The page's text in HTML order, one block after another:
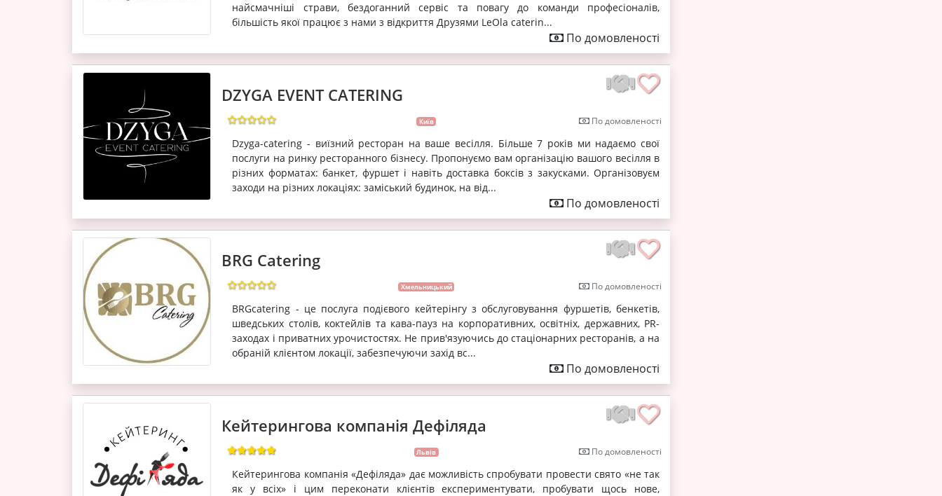
найсмачніші страви, бездоганний сервіс та повагу до команди професіоналів,
більшість якої працює з нами з відкриття Друзями LeOla caterin...
По домовленості
DZYGA EVENT CATERING
Київ По домовленості
Dzyga-catering - виїзний ресторан на ваше весілля. Більше 7 років ми надаємо свої
послуги на ринку ресторанного бізнесу. Пропонуємо вам організацію вашого весілля в
різних форматах: банкет, фуршет і навіть доставка боксів з закусками. Організовуєм
заходи на різних локаціях: заміський будинок, на від...
По домовленості
BRG Catering
Хмельницький По домовленості
BRGcatering - це послуга подієвого кейтерінгу з обслуговування фуршетів, бенкетів,
шведських столів, коктейлів та кава-пауз на корпоративних, освітніх, державних, PR-
заходах і приватних урочистостях. Не прив'язуючись до стаціонарних ресторанів, а на
обраній клієнтом локації, забезпечуючи захід вс...
По домовленості
Кейтерингова компанія Дефіляда
Львів По домовленості
Кейтерингова компанія «Дефіляда» дає можливість спробувати провести свято «не так
як у всіх» і цим переконати клієнтів експериментувати, пробувати щось нове,